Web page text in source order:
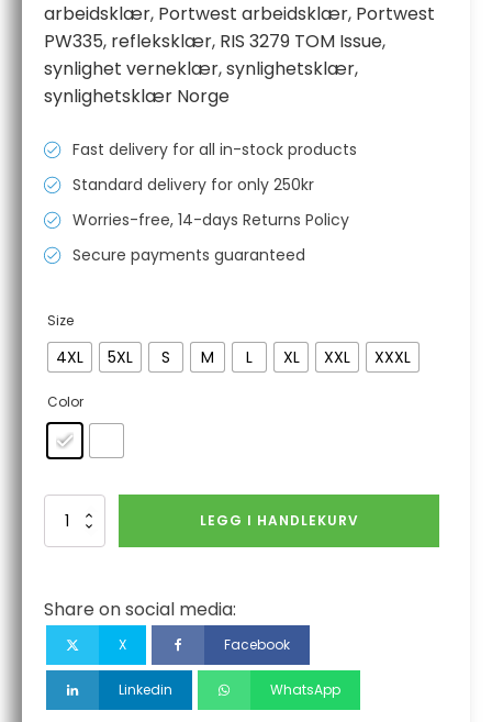
arbeidsklær, Portwest arbeidsklær, Portwest
PW335, refleksklær, RIS 3279 TOM Issue,
synlighet verneklær,synlighetsklær,
synlighetsklær Norge
Fast delivery for all in-stock products
Standard delivery for only 250kr
Worries-free, 14-days Returns Policy
Secure payments guaranteed
Size
4XL 5XL S M L XL XXL XXXL
Color
LEGG I HANDLEKURV
Share on social media:
X Facebook
Linkedin WhatsApp